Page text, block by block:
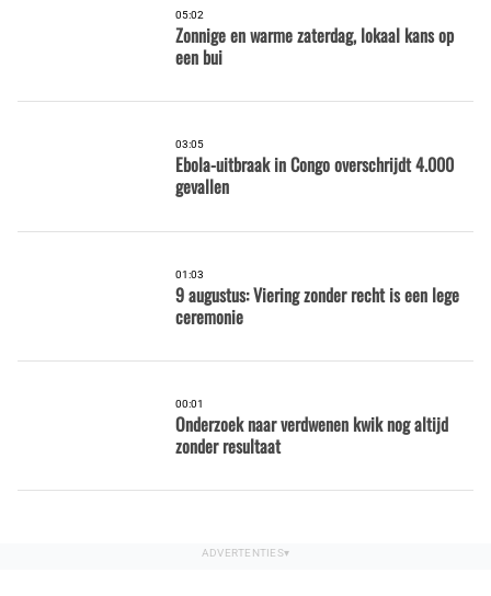
05:02
Zonnige en warme zaterdag, lokaal kans op
een bui
03:05
Ebola-uitbraak in Congo overschrijdt 4.000
gevallen
01:03
9 augustus: Viering zonder recht is een lege
ceremonie
00:01
Onderzoek naar verdwenen kwik nog altijd
zonder resultaat